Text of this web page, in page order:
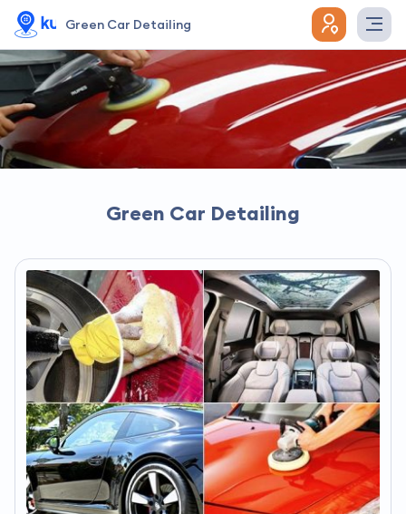
Green Car Detailing
Green Car Detailing